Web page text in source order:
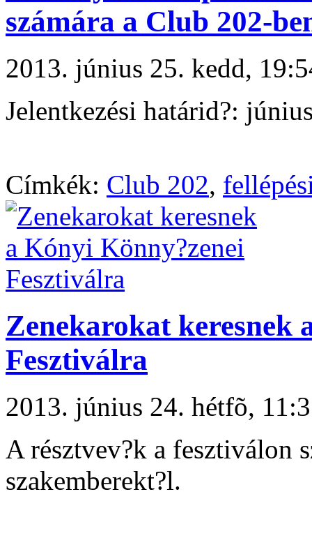
számára a Club 202-
2013. június 25. kedd,
Jelentkezési határid?:
Címkék: Club 202,
Zenekarokat keresnek
Fesztiválra
2013. június 24. hétfõ,
A résztvev?k a fesztiválon
szakemberekt?l.